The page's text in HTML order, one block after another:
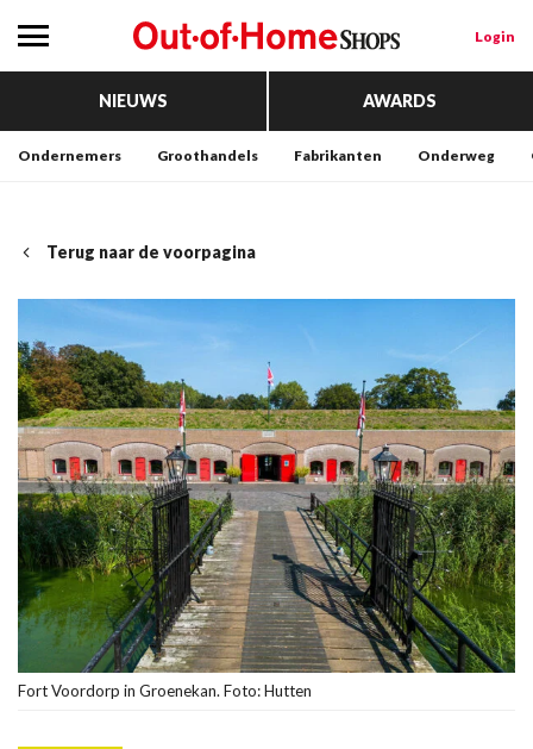
Login
NIEUWS AWARDS
Ondernemers Groothandels Fabrikanten Onderweg
Terug naar de voorpagina
Fort Voordorp in Groenekan. Foto: Hutten